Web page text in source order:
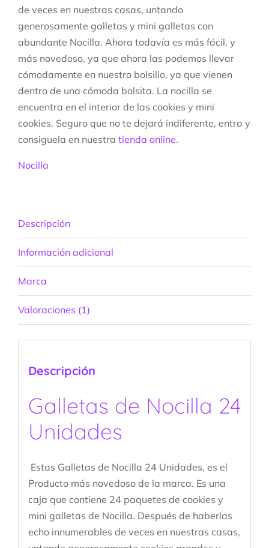
de veces en nuestras casas, untando
generosamente galletas y mini galletas con
abundante Nocilla. Ahora todavía es más fácil, y
más novedoso, ya que ahora las podemos llevar
cómodamente en nuestro bolsillo, ya que vienen
dentro de una cómoda bolsita. La nocilla se
encuentra en el interior de las cookies y mini
cookies. Seguro que no te dejará indiferente, entra y
consiguela en nuestra tienda online.
Nocilla
Descripción
Información adicional
Marca
Valoraciones (1)
Descripción
Galletas de Nocilla 24
Unidades
Estas Galletas de Nocilla 24 Unidades, es el
Producto más novedoso de la marca. Es una
caja que contiene 24 paquetes de cookies y
mini galletas de Nocilla. Después de haberlas
echo innumerables de veces en nuestras casas,